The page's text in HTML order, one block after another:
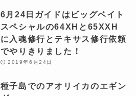
6月24日ガイドはビッグベイト
スペシャルの64XHと65XXH
に入魂修行とテキサス修行依頼
でやりきりました！
2019年6月24日
種子島でのアオリイカのエギン